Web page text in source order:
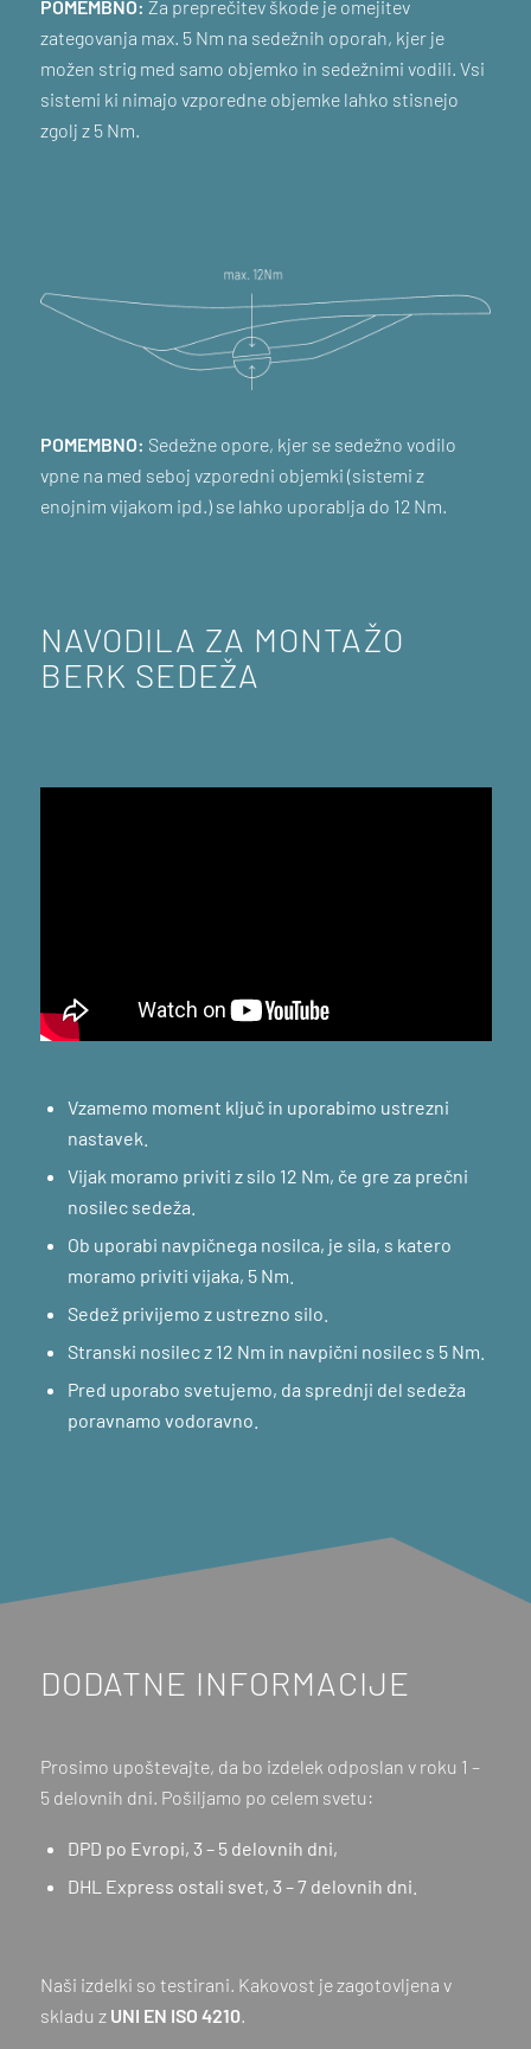
POMEMBNO: Za preprečitev škode je omejitev
zategovanja max. 5 Nm na sedežnih oporah, kjer je
možen strig med samo objemko in sedežnimi vodili. Vsi
sistemi ki nimajo vzporedne objemke lahko stisnejo
zgolj z 5 Nm.
POMEMBNO: Sedežne opore, kjer se sedežno vodilo
vpne na med seboj vzporedni objemki (sistemi z
enojnim vijakom ipd.) se lahko uporablja do 12 Nm.
NAVODILA ZA MONTAŽO
BERK SEDEŽA
Vzamemo moment ključ in uporabimo ustrezni
nastavek.
Vijak moramo priviti z silo 12 Nm, če gre za prečni
nosilec sedeža.
Ob uporabi navpičnega nosilca, je sila, s katero
moramo priviti vijaka, 5 Nm.
Sedež privijemo z ustrezno silo.
Stranski nosilec z 12 Nm in navpični nosilec s 5 Nm.
Pred uporabo svetujemo, da sprednji del sedeža
poravnamo vodoravno.
DODATNE INFORMACIJE
Prosimo upoštevajte, da bo izdelek odposlan v roku 1 –
5 delovnih dni. Pošiljamo po celem svetu:
DPD po Evropi, 3 – 5 delovnih dni,
DHL Express ostali svet, 3 – 7 delovnih dni.
Naši izdelki so testirani. Kakovost je zagotovljena v
skladu z UNI EN ISO 4210